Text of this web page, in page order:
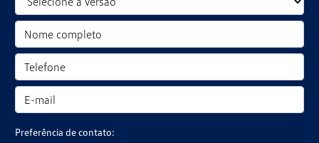
Preferência de contato: